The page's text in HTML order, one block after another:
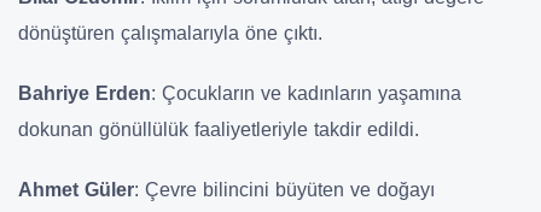
dönüştüren çalışmalarıyla öne çıktı.
Bahriye Erden: Çocukların ve kadınların yaşamına
dokunan gönüllülük faaliyetleriyle takdir edildi.
Ahmet Güler: Çevre bilincini büyüten ve doğayı